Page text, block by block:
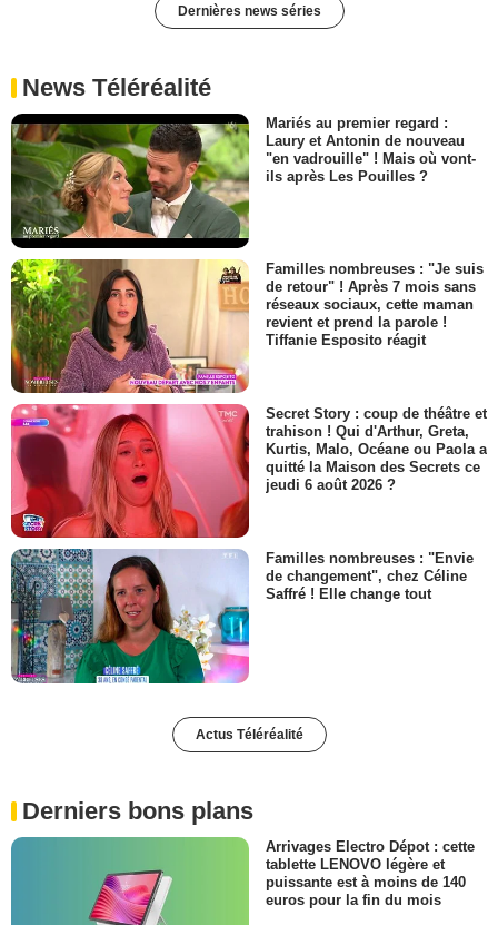
Dernières news séries
News Téléréalité
Mariés au premier regard :
Laury et Antonin de nouveau
"en vadrouille" ! Mais où vont-
ils après Les Pouilles ?
Familles nombreuses : "Je suis
de retour" ! Après 7 mois sans
réseaux sociaux, cette maman
revient et prend la parole !
Tiffanie Esposito réagit
Secret Story : coup de théâtre et
trahison ! Qui d'Arthur, Greta,
Kurtis, Malo, Océane ou Paola a
quitté la Maison des Secrets ce
jeudi 6 août 2026 ?
Familles nombreuses : "Envie
de changement", chez Céline
Saffré ! Elle change tout
Actus Téléréalité
Derniers bons plans
Arrivages Electro Dépot : cette
tablette LENOVO légère et
puissante est à moins de 140
euros pour la fin du mois